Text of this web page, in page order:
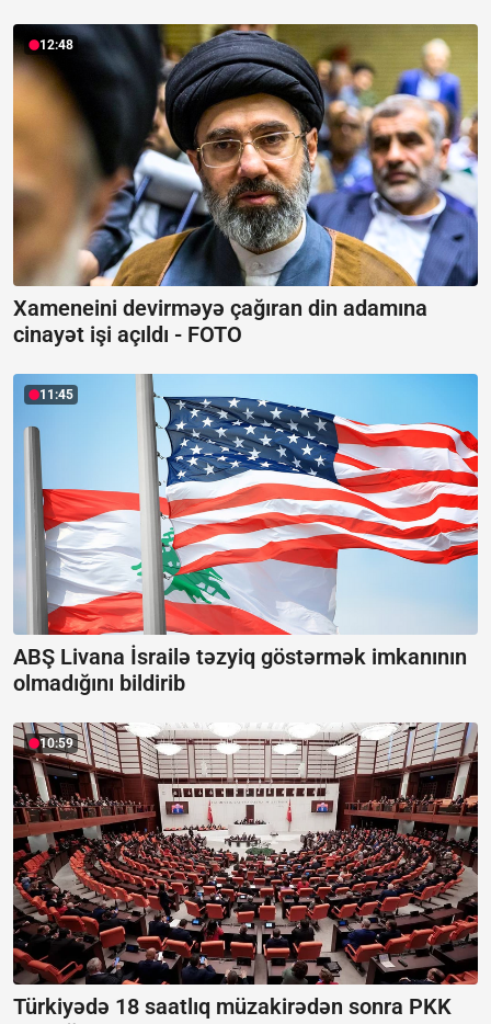
12:48
Xameneini devirməyə çağıran din adamına
cinayət işi açıldı - FOTO
11:45
ABŞ Livana İsrailə təzyiq göstərmək imkanının
olmadığını bildirib
10:59
Türkiyədə 18 saatlıq müzakirədən sonra PKK